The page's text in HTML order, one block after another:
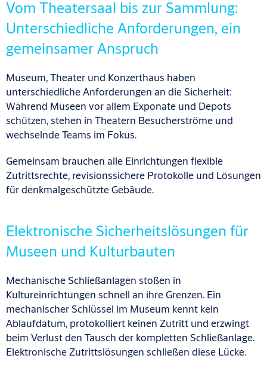
Vom Theatersaal bis zur Sammlung:
Unterschiedliche Anforderungen, ein
gemeinsamer Anspruch
Museum, Theater und Konzerthaus haben
unterschiedliche Anforderungen an die Sicherheit:
Während Museen vor allem Exponate und Depots
schützen, stehen in Theatern Besucherströme und
wechselnde Teams im Fokus.
Gemeinsam brauchen alle Einrichtungen flexible
Zutrittsrechte, revisionssichere Protokolle und Lösungen
für denkmalgeschützte Gebäude.
Elektronische Sicherheitslösungen für
Museen und Kulturbauten
Mechanische Schließanlagen stoßen in
Kultureinrichtungen schnell an ihre Grenzen. Ein
mechanischer Schlüssel im Museum kennt kein
Ablaufdatum, protokolliert keinen Zutritt und erzwingt
beim Verlust den Tausch der kompletten Schließanlage.
Elektronische Zutrittslösungen schließen diese Lücke.